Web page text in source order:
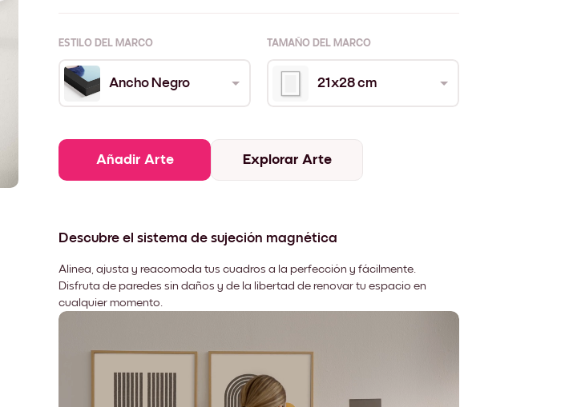
ESTILO DEL MARCO TAMAÑO DEL MARCO
Ancho Negro 21x28 cm
Añadir Arte Explorar Arte
Descubre el sistema de sujeción magnética
Alinea, ajusta y reacomoda tus cuadros a la perfección y fácilmente.
Disfruta de paredes sin daños y de la libertad de renovar tu espacio en
cualquier momento.